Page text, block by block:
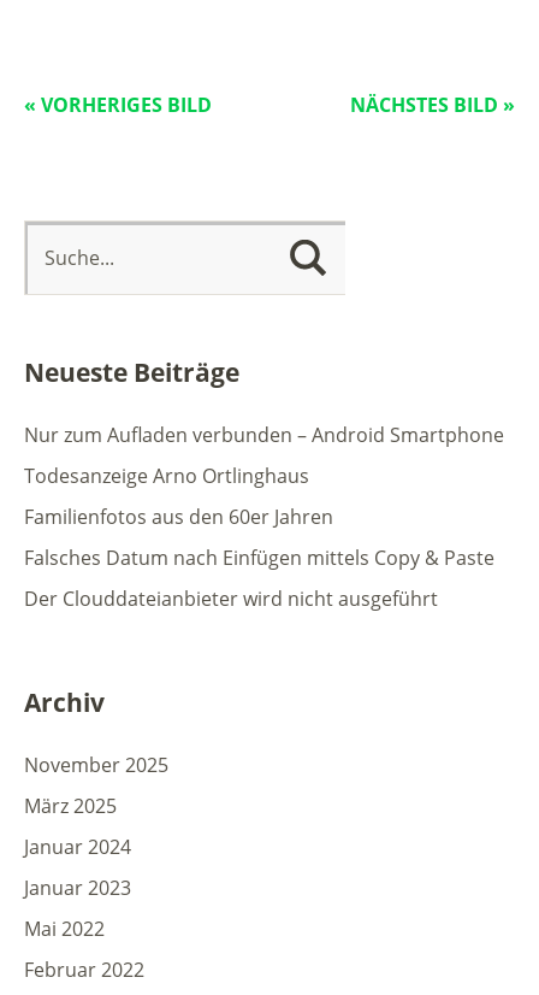
« VORHERIGES BILD NÄCHSTES BILD »
Neueste Beiträge
Nur zum Aufladen verbunden – Android Smartphone
Todesanzeige Arno Ortlinghaus
Familienfotos aus den 60er Jahren
Falsches Datum nach Einfügen mittels Copy & Paste
Der Clouddateianbieter wird nicht ausgeführt
Archiv
November 2025
März 2025
Januar 2024
Januar 2023
Mai 2022
Februar 2022